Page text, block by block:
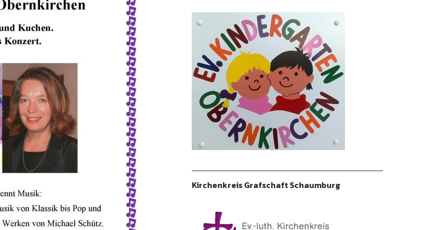
Kirchenkreis Grafschaft Schaumburg